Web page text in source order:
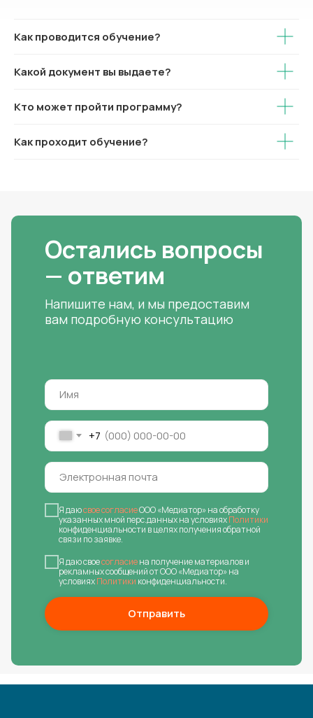
Как проводится обучение?
Какой документ вы выдаете?
Кто может пройти программу?
Как проходит обучение?
+7
Я даюсвое согласиеООО «Медиатор» на обработку
указанных мной перс.данных на условияхПолитики
конфиденциальности в целях получения обратной
связи по заявке.
Я даю своесогласиена получение материалов и
рекламных сообщений от ООО «Медиатор» на
условияхПолитики конфиденциальности.
Отправить
Остались вопросы
— ответим
Напишите нам, и мы предоставим
вам подробную консультацию